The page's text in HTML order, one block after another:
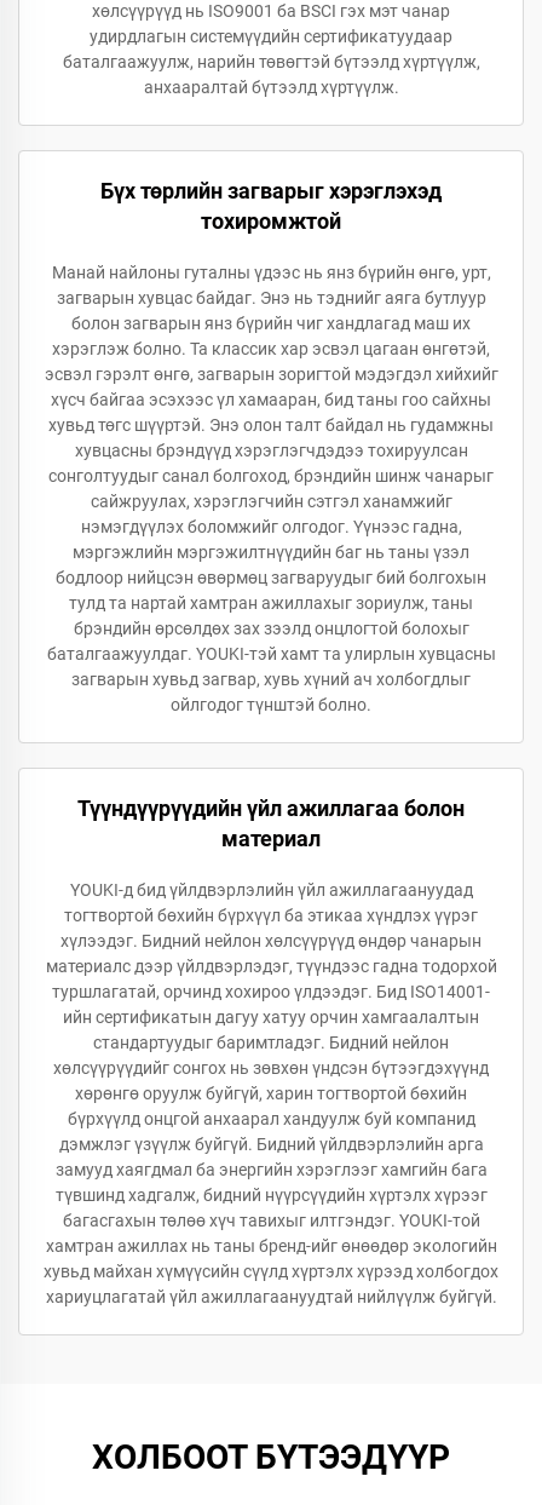
хөлсүүрүүд нь ISO9001 ба BSCI гэх мэт чанар
удирдлагын системүүдийн сертификатуудаар
баталгаажуулж, нарийн төвөгтэй бүтээлд хүртүүлж,
анхааралтай бүтээлд хүртүүлж.
Бүх төрлийн загварыг хэрэглэхэд
тохиромжтой
Манай найлоны гуталны үдээс нь янз бүрийн өнгө, урт,
загварын хувцас байдаг. Энэ нь тэднийг аяга бутлуур
болон загварын янз бүрийн чиг хандлагад маш их
хэрэглэж болно. Та классик хар эсвэл цагаан өнгөтэй,
эсвэл гэрэлт өнгө, загварын зоригтой мэдэгдэл хийхийг
хүсч байгаа эсэхээс үл хамааран, бид таны гоо сайхны
хувьд төгс шүүртэй. Энэ олон талт байдал нь гудамжны
хувцасны брэндүүд хэрэглэгчдэдээ тохируулсан
сонголтуудыг санал болгоход, брэндийн шинж чанарыг
сайжруулах, хэрэглэгчийн сэтгэл ханамжийг
нэмэгдүүлэх боломжийг олгодог. Үүнээс гадна,
мэргэжлийн мэргэжилтнүүдийн баг нь таны үзэл
бодлоор нийцсэн өвөрмөц загваруудыг бий болгохын
тулд та нартай хамтран ажиллахыг зориулж, таны
брэндийн өрсөлдөх зах зээлд онцлогтой болохыг
баталгаажуулдаг. YOUKI-тэй хамт та улирлын хувцасны
загварын хувьд загвар, хувь хүний ач холбогдлыг
ойлгодог түнштэй болно.
Түүндүүрүүдийн үйл ажиллагаа болон
материал
YOUKI-д бид үйлдвэрлэлийн үйл ажиллагаануудад
тогтвортой бөхийн бүрхүүл ба этикаа хүндлэх үүрэг
хүлээдэг. Бидний нейлон хөлсүүрүүд өндөр чанарын
материалс дээр үйлдвэрлэдэг, түүндээс гадна тодорхой
туршлагатай, орчинд хохироо үлдээдэг. Бид ISO14001-
ийн сертификатын дагуу хатуу орчин хамгаалалтын
стандартуудыг баримтладэг. Бидний нейлон
хөлсүүрүүдийг сонгох нь зөвхөн үндсэн бүтээгдэхүүнд
хөрөнгө оруулж буйгүй, харин тогтвортой бөхийн
бүрхүүлд онцгой анхаарал хандуулж буй компанид
дэмжлэг үзүүлж буйгүй. Бидний үйлдвэрлэлийн арга
замууд хаягдмал ба энергийн хэрэглээг хамгийн бага
түвшинд хадгалж, бидний нүүрсүүдийн хүртэлх хүрээг
багасгахын төлөө хүч тавихыг илтгэндэг. YOUKI-той
хамтран ажиллах нь таны бренд-ийг өнөөдөр экологийн
хувьд майхан хүмүүсийн сүүлд хүртэлх хүрээд холбогдох
хариуцлагатай үйл ажиллагаануудтай нийлүүлж буйгүй.
ХОЛБООТ БҮТЭЭДҮҮР